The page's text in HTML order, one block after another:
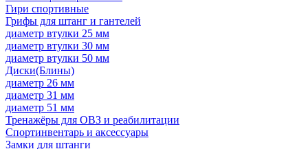
Гири спортивные
Грифы для штанг и гантелей
диаметр втулки 25 мм
диаметр втулки 30 мм
диаметр втулки 50 мм
Диски(Блины)
диаметр 26 мм
диаметр 31 мм
диаметр 51 мм
Тренажёры для ОВЗ и реабилитации
Спортинвентарь и аксессуары
Замки для штанги